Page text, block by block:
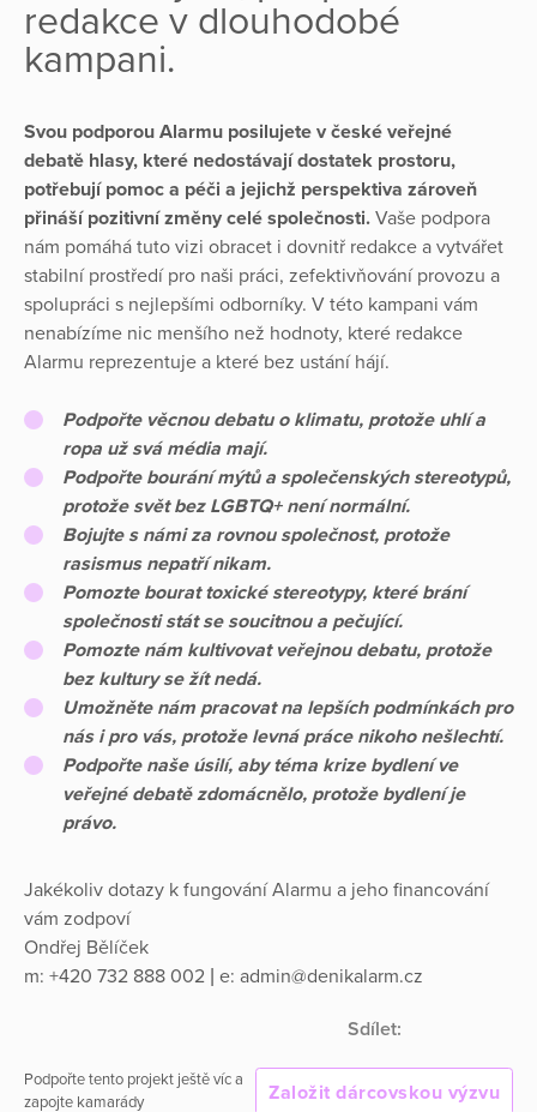
redakce v dlouhodobé
kampani.
Svou podporou Alarmu posilujete v české veřejné
debatě hlasy, které nedostávají dostatek prostoru,
potřebují pomoc a péči a jejichž perspektiva zároveň
přináší pozitivní změny celé společnosti. Vaše podpora
nám pomáhá tuto vizi obracet i dovnitř redakce a vytvářet
stabilní prostředí pro naši práci, zefektivňování provozu a
spolupráci s nejlepšími odborníky. V této kampani vám
nenabízíme nic menšího než hodnoty, které redakce
Alarmu reprezentuje a které bez ustání hájí.
Podpořte věcnou debatu o klimatu, protože uhlí a
ropa už svá média mají.
Podpořte bourání mýtů a společenských stereotypů,
protože svět bez LGBTQ+ není normální.
Bojujte s námi za rovnou společnost, protože
rasismus nepatří nikam.
Pomozte bourat toxické stereotypy, které brání
společnosti stát se soucitnou a pečující.
Pomozte nám kultivovat veřejnou debatu, protože
bez kultury se žít nedá.
Umožněte nám pracovat na lepších podmínkách pro
nás i pro vás, protože levná práce nikoho nešlechtí.
Podpořte naše úsilí, aby téma krize bydlení ve
veřejné debatě zdomácnělo, protože bydlení je
právo.
Jakékoliv dotazy k fungování Alarmu a jeho financování
vám zodpoví
Ondřej Bělíček
m: +420 732 888 002‬ | e: admin@denikalarm.cz
Sdílet:
Podpořte tento projekt ještě víc a
zapojte kamarády
Založit dárcovskou výzvu